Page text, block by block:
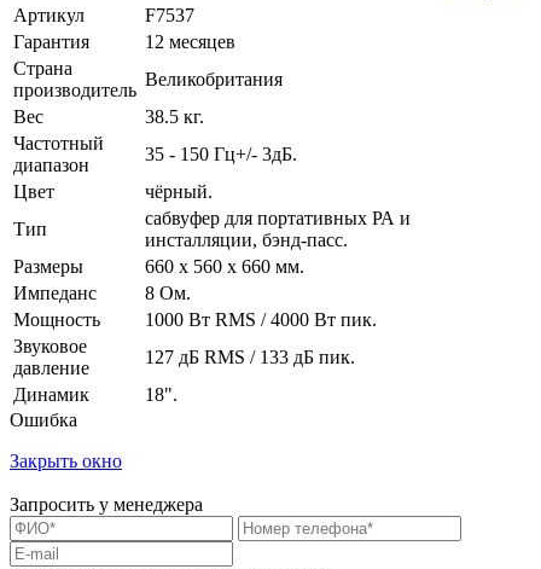
Артикул
F7537
Гарантия
12 месяцев
Страна
производитель
Великобритания
Вес
38.5 кг.
Частотный
диапазон
35 - 150 Гц+/- 3дБ.
Цвет
чёрный.
Тип
сабвуфер для портативных РА и
инсталляции, бэнд-пасс.
Размеры
660 x 560 x 660 мм.
Импеданс
8 Ом.
Мощность
1000 Вт RMS / 4000 Вт пик.
Звуковое
давление
127 дБ RMS / 133 дБ пик.
Динамик
18".
Ошибка
Закрыть окно
Запросить у менеджера